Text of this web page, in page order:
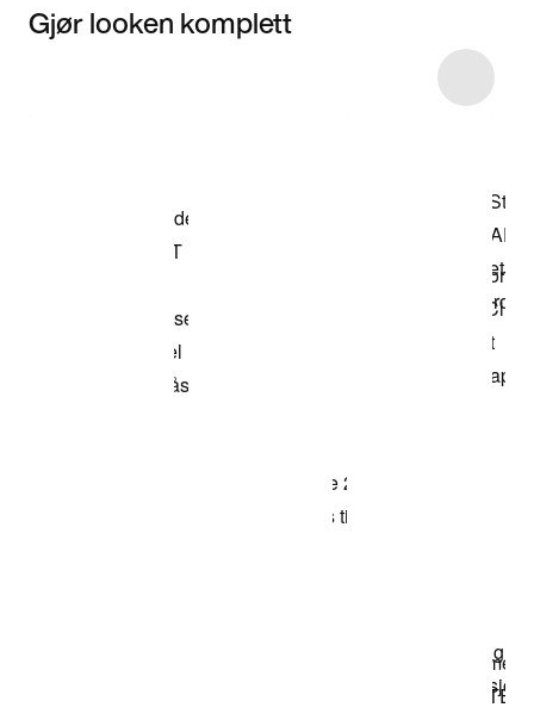
Gjør looken komplett